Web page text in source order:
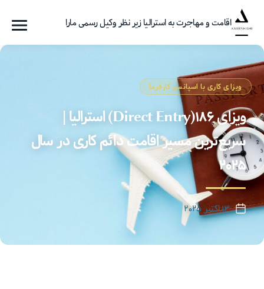
امیرشاهی
اقامت و مهاجرت به استرالیا زیر نظر وکیل رسمی مارا
ویزای کاری با اسپانسر کارفرما
ویزای ۱۸۶(Direct Entry) استرالیا |
سریع‌ترین مسیر اقامت دائم کاری در سال
۲۰۲۵
تاریخ۱۳ اکتبر ۲۰۲۵